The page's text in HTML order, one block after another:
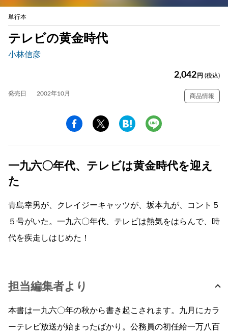
単行本
テレビの黄金時代
小林信彦
2,042 円 (税込)
発売日 2002年10月 商品情報
一九六〇年代、テレビは黄金時代を迎え
た
青島幸男が、クレイジーキャッツが、坂本九が、コント５
５号がいた。一九六〇年代、テレビは熱気をはらんで、時
代を疾走しはじめた！
担当編集者より
本書は一九六〇年の秋から書き起こされます。九月にカラ
ーテレビ放送が始まったばかり。公務員の初任給一万八百